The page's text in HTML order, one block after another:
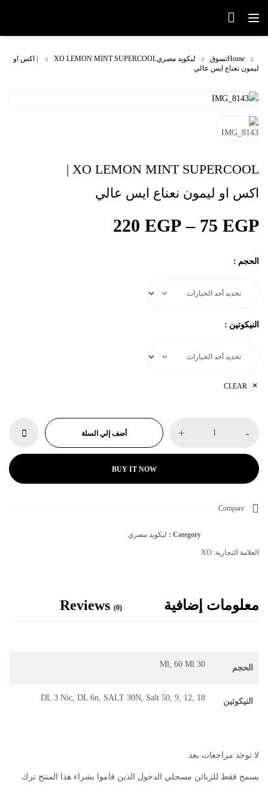
Homeتسوق ليكويد مصري
XO LEMON MINT SUPERCOOL | اكس او
ليمون نعناع ايس عالي
XO LEMON MINT SUPERCOOL |
اكس او ليمون نعناع ايس عالي
75 EGP
–
220 EGP
الحجم :
النيكوتين :
CLEAR
-
+ أضف إلي السلة
BUY IT NOW
Compare
Category : ليكويد مصري
العلامة التجارية: XO
معلومات إضافية Reviews (0)
الحجم 30 Ml, 60 Ml
النيكوتين DL 3 Nic, DL 6n, SALT 30N, Salt 50, 9, 12, 18
لا توجد مراجعات بعد.
يسمح فقط للزبائن مسجلي الدخول الذين قاموا بشراء هذا المنتج ترك